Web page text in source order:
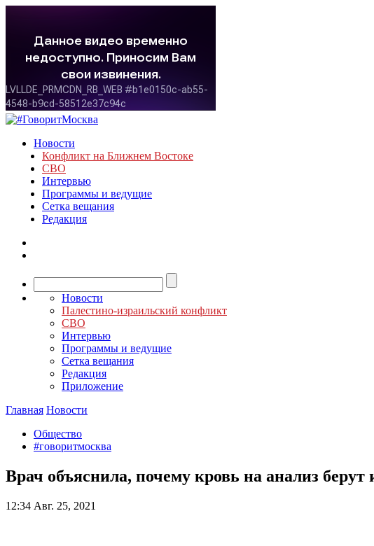
Новости
Конфликт на Ближнем Востоке
СВО
Интервью
Программы и ведущие
Сетка вещания
Редакция
Новости
Палестино-израильский конфликт
СВО
Интервью
Программы и ведущие
Сетка вещания
Редакция
Приложение
Главная Новости
Общество
#говоритмосква
Врач объяснила, почему кровь на анализ берут
12:34 Авг. 25, 2021